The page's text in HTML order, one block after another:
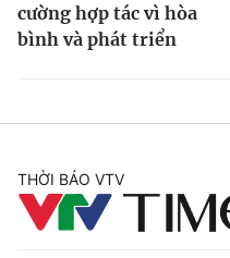
cường hợp tác vì hòa
bình và phát triển
THỜI BÁO VTV